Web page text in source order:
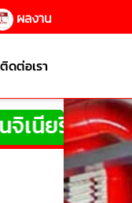
ผลงาน
ติดต่อเรา
กัดให้บริการ